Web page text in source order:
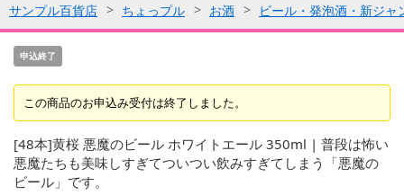
サンプル百貨店 ちょっプル お酒 ビール・発泡酒・新ジャ
申込終了
この商品のお申込み受付は終了しました。
[48本]黄桜 悪魔のビール ホワイトエール 350ml | 普段は怖い
悪魔たちも美味しすぎてついつい飲みすぎてしまう「悪魔の
ビール」です。